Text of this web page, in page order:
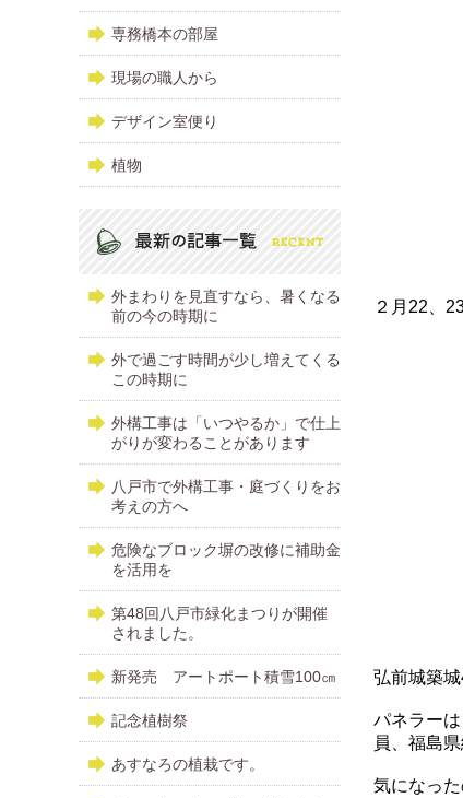
２月22、
弘前城築
パネラー
員、福島
気になっ
専務橋本の部屋
現場の職人から
デザイン室便り
植物
外まわりを見直すなら、暑くなる
前の今の時期に
外で過ごす時間が少し増えてくる
この時期に
外構工事は「いつやるか」で仕上
がりが変わることがあります
八戸市で外構工事・庭づくりをお
考えの方へ
危険なブロック塀の改修に補助金
を活用を
第48回八戸市緑化まつりが開催
されました。
新発売 アートポート積雪100㎝
記念植樹祭
あすなろの植栽です。